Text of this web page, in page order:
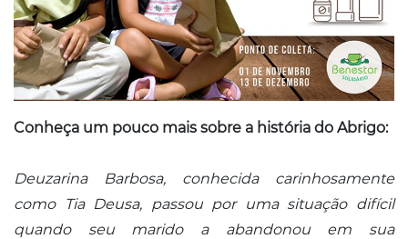
Conheça um pouco mais sobre a história do Abrigo:
Deuzarina Barbosa, conhecida carinhosamente
como Tia Deusa, passou por uma situação difícil
quando seu marido a abandonou em sua